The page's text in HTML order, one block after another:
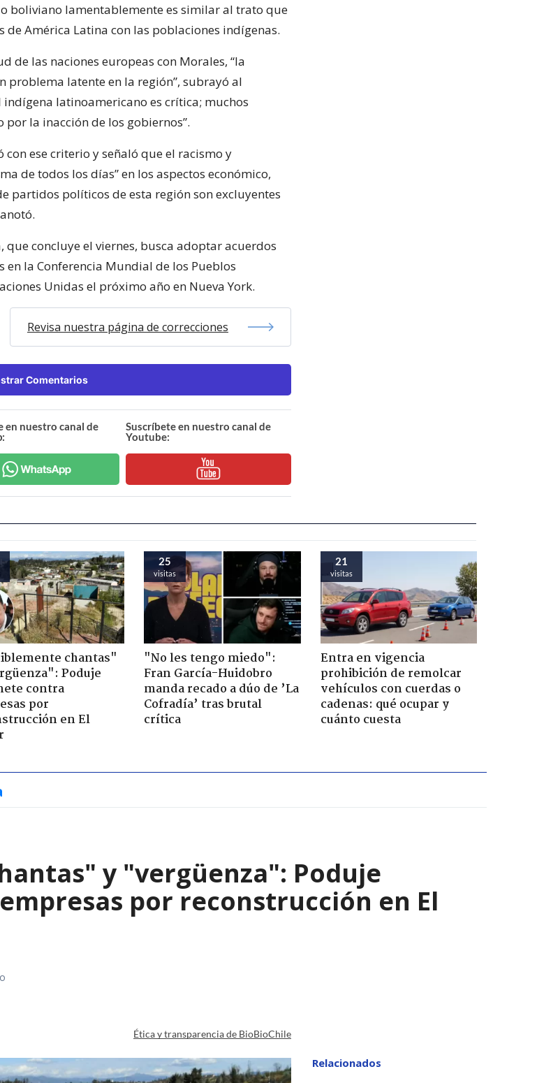
boliviano lamentablemente es similar al trato que
de América Latina con las poblaciones indígenas.
de las naciones europeas con Morales, “la
problema latente en la región”, subrayó al
latinoamericano es crítica; muchos
la inacción de los gobiernos”.
con ese criterio y señaló que el racismo y
de todos los días” en los aspectos económico,
partidos políticos de esta región son excluyentes
que concluye el viernes, busca adoptar acuerdos
en la Conferencia Mundial de los Pueblos
Unidas el próximo año en Nueva York.
Revisa nuestra página de correcciones
Comentarios
en nuestro canal de
Suscríbete en nuestro canal de
Youtube:
chantas"
Poduje
contra
por
en El
25
visitas
"No les tengo miedo":
Fran García-Huidobro
manda recado a dúo de ’La
Cofradía’ tras brutal
crítica
21
visitas
Entra en vigencia
prohibición de remolcar
vehículos con cuerdas o
cadenas: qué ocupar y
cuánto cuesta
y "vergüenza": Poduje
por reconstrucción en El
Ética y transparencia de BioBioChile
Relacionados